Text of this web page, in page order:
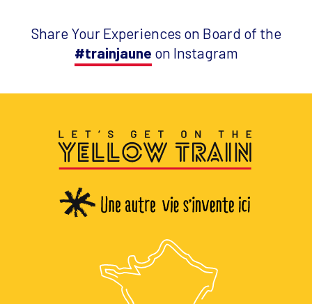
Share Your Experiences on Board of the
#trainjaune on Instagram